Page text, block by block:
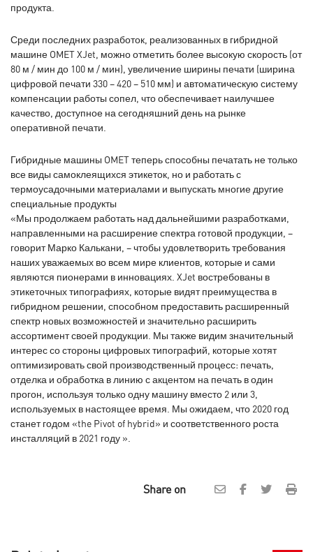
продукта.
Среди последних разработок, реализованных в гибридной
машине OMET XJet, можно отметить более высокую скорость (от
80 м / мин до 100 м / мин), увеличение ширины печати (ширина
цифровой печати 330 – 420 – 510 мм) и автоматическую систему
компенсации работы сопел, что обеспечивает наилучшее
качество, доступное на сегодняшний день на рынке
оперативной печати.
Гибридные машины OMET теперь способны печатать не только
все виды самоклеящихся этикеток, но и работать с
термоусадочными материалами и выпускать многие другие
специальные продукты
«Мы продолжаем работать над дальнейшими разработками,
направленными на расширение спектра готовой продукции, –
говорит Марко Калькани, – чтобы удовлетворить требования
наших уважаемых во всем мире клиентов, которые и сами
являются пионерами в инновациях. XJet востребованы в
этикеточных типографиях, которые видят преимущества в
гибридном решении, способном предоставить расширенный
спектр новых возможностей и значительно расширить
ассортимент своей продукции. Мы также видим значительный
интерес со стороны цифровых типографий, которые хотят
оптимизировать свой производственный процесс: печать,
отделка и обработка в линию с акцентом на печать в один
прогон, используя только одну машину вместо 2 или 3,
используемых в настоящее время. Мы ожидаем, что 2020 год
станет годом «the Pivot of hybrid» и соответственного роста
инсталляций в 2021 году ».
Share on